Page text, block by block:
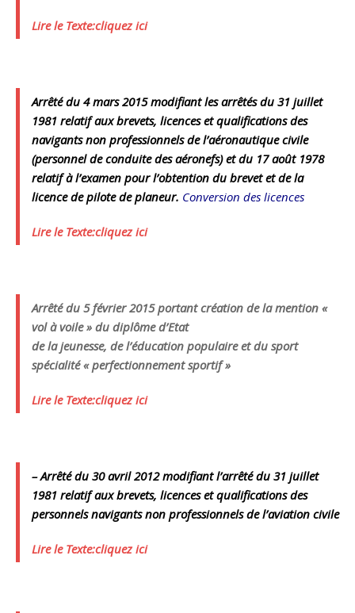
Lire le Texte:cliquez ici
Arrêté du 4 mars 2015 modifiant les arrêtés du 31 juillet
1981 relatif aux brevets, licences et qualifications des
navigants non professionnels de l’aéronautique civile
(personnel de conduite des aéronefs) et du 17 août 1978
relatif à l’examen pour l’obtention du brevet et de la
licence de pilote de planeur. Conversion des licences
Lire le Texte:cliquez ici
Arrêté du 5 février 2015 portant création de la mention «
vol à voile » du diplôme d’Etat
de la jeunesse, de l’éducation populaire et du sport
spécialité « perfectionnement sportif »
Lire le Texte:cliquez ici
– Arrêté du 30 avril 2012modifiant l’arrêtédu 31 juillet
1981 relatif aux brevets, licences et qualifications des
personnels navigants non professionnels de l’aviation civile
Lire le Texte:cliquez ici